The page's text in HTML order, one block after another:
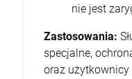
nie jest
Zastosowania:
specjalne,
oraz